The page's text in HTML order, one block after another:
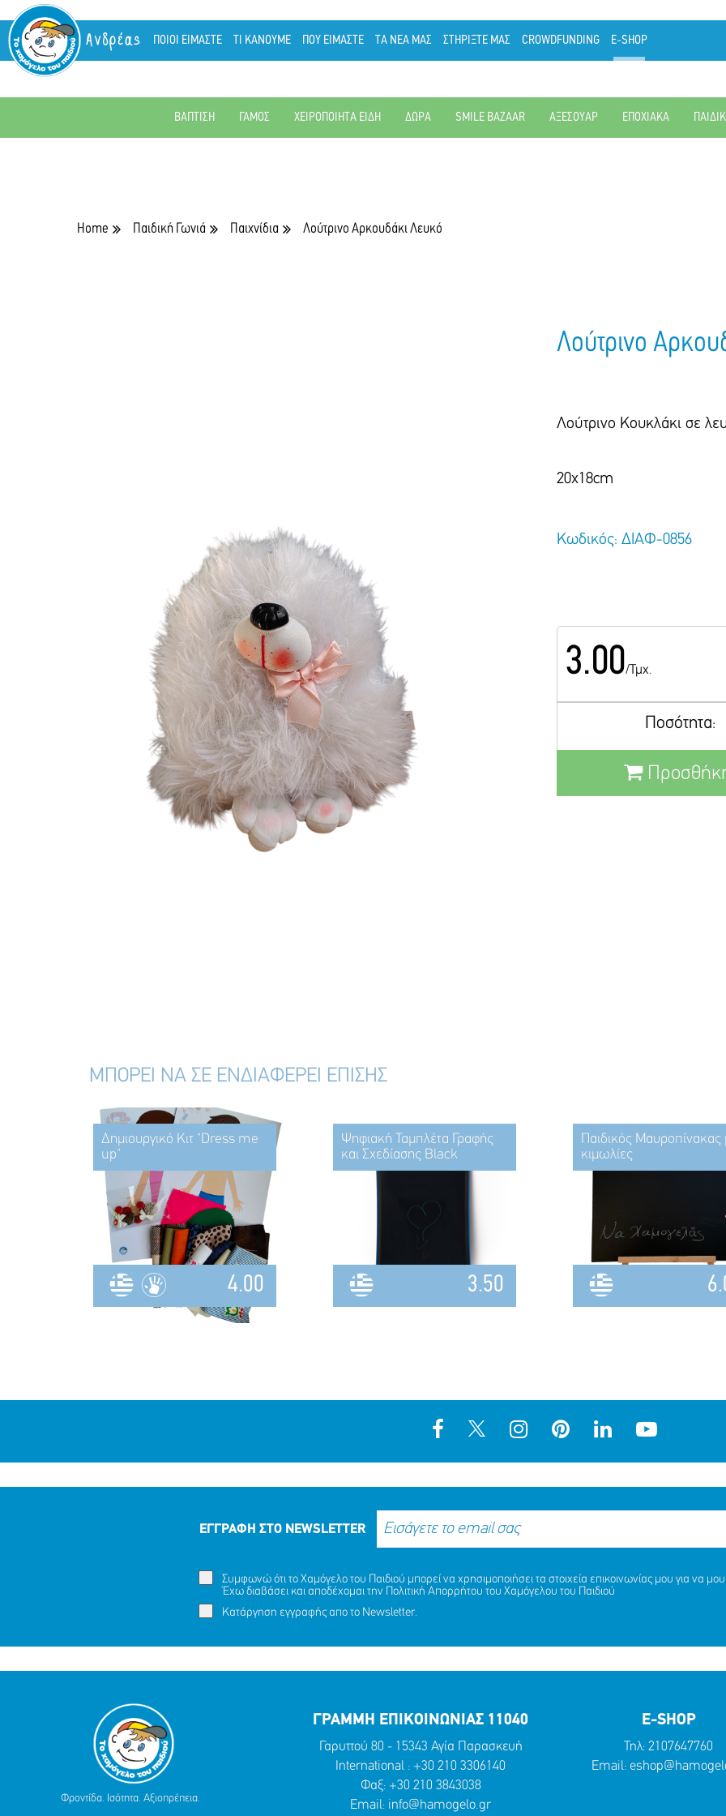
Ανδρέας ΠΟΙΟΙ ΕΙΜΑΣΤΕ ΤΙ ΚΑΝΟΥΜΕ ΠΟΥ ΕΙΜΑΣΤΕ ΤΑ ΝΕΑ ΜΑΣ ΣΤΗΡΙΞΤΕ ΜΑΣ CROWDFUNDING E-SHOP
ΒΑΠΤΙΣΗ ΓΑΜΟΣ ΧΕΙΡΟΠΟΙΗΤΑ ΕΙΔΗ ΔΩΡΑ SMILE BAZAAR ΑΞΕΣΟΥΑΡ ΕΠΟΧΙΑΚΑ
Home Παιδική Γωνιά Παιχνίδια Λούτρινο Αρκουδάκι Λευκό
Λούτρινο
Λούτρινο Κουκλάκι σε
20x18cm
Κωδικός: ΔΙΑΦ-0856
3.00/Τμχ.
Ποσότητα:
ΜΠΟΡΕΙ ΝΑ ΣΕ ΕΝΔΙΑΦΕΡΕΙ ΕΠΙΣΗΣ
Δημιουργικό Κιτ "Dress me
up"
4.00
Ψηφιακή Ταμπλέτα Γραφής
και Σχεδίασης Black
3.50
Παιδικός Μαυροπίνακας
κιμωλίες
ΕΓΓΡΑΦΗ ΣΤΟ NEWSLETTER
Συμφωνώ ότι το Χαμόγελο του Παιδιού μπορεί να χρησιμοποιήσει τα στοιχεία επικοινωνίας μου για να μου
Έχω διαβάσει και αποδέχομαι την
Πολιτική Απορρήτου του Χαμόγελου του Παιδιού
Κατάργηση εγγραφής απο το Newsletter.
Φροντίδα. Ισότητα. Αξιοπρέπεια.
ΓΡΑΜΜΗ ΕΠΙΚΟΙΝΩΝΙΑΣ 11040
Γαρυττού 80 - 15343 Αγία Παρασκευή
International : +30 210 3306140
Φαξ: +30 210 3843038
Email: info@hamogelo.gr
E-SHOP
Τηλ: 2107647760
Email: